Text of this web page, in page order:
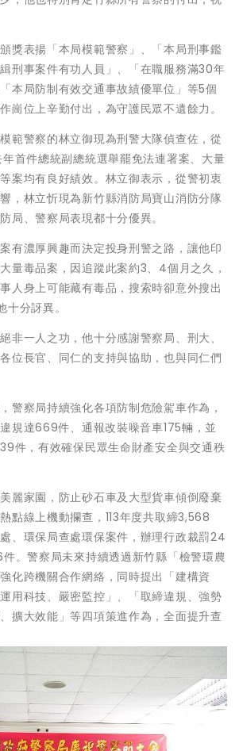
獎表揚「本局模範警察」、「本局刑事鑑
刑事案件有功人員」、「在職服務滿30年
本局防制有效交通事故績優單位」等5個
崗位上辛勤付出，為守護民眾不遺餘力。
範警察的林立御現為刑警大隊偵查佐，從
首件總統副總統選舉罷免法連署案、大量
案均有良好績效。林立御表示，從警初衷
，林立忻現為新竹縣消防局寶山消防分隊
局、警察局表現都十分優異。
有濃厚興趣而決定投身刑警之路，讓他印
量毒品案，因追蹤此案約3、4個月之久，
人身上可能藏有毒品，搜索時卻意外搜出
分訝異。
非一人之功，他十分感謝警察局、刑大、
位長官、同仁的支持與協助，也與同仁們
警察局持續強化各項防制危險駕車作為，
規達669件、通報改裝噪音車175輛，並
件，有效確保民眾生命財產安全與交通秩
麗家園，防止砂石車及大型貨車傾倒廢棄
點線上機動攔查，113年度共取締3,568
、環保局查處環保案件，辦理行政裁罰24
。警察局未來持續透過新竹縣「檢警環農
化跨機關合作網絡，同時提出「建構資
用科技、嚴密監控」、「取締違規、強勢
擴大效能」等四項策進作為，全面提升查